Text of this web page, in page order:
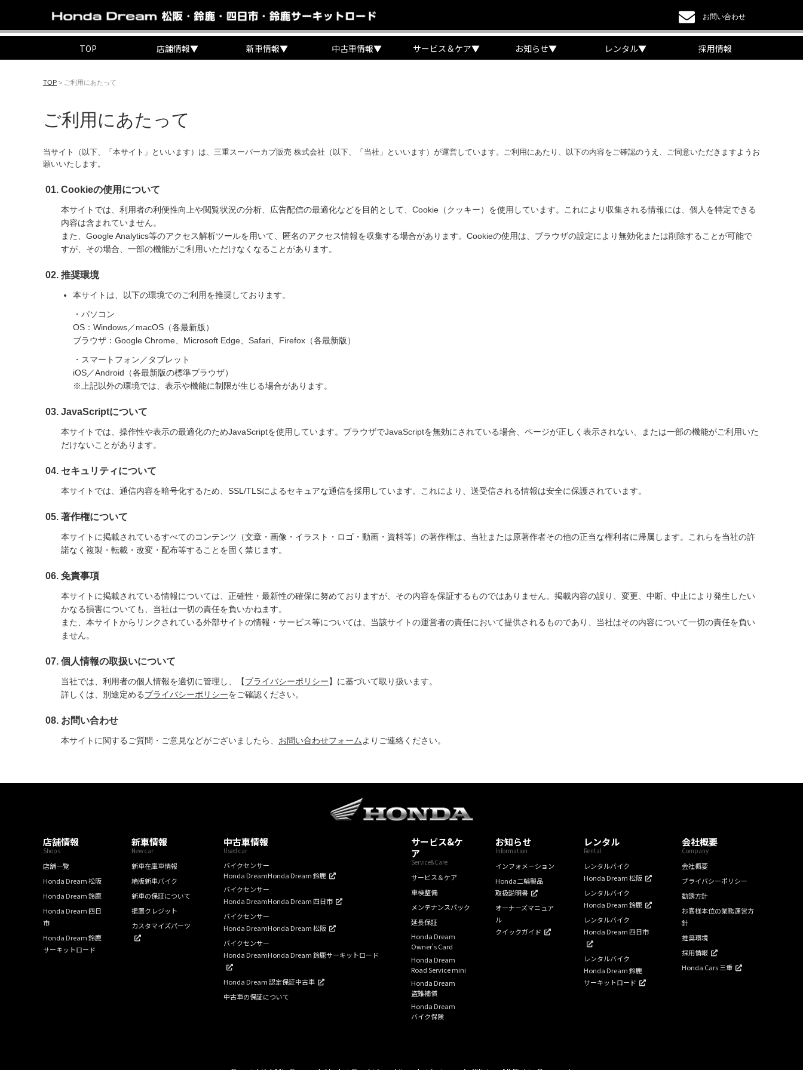
お問い合わせ
TOP 店舗情報▼ 新車情報▼ 中古車情報▼ サービス＆ケア▼ お知らせ▼ レンタル▼ 採用情報
TOP > ご利用にあたって
ご利用にあたって
当サイト（以下、「本サイト」といいます）は、三重スーパーカブ販売 株式会社（以下、「当社」といいます）が運営しています。ご利用にあたり、以下の内容をご確認のうえ、ご同意いただきますようお
願いいたします。
Cookieの使用について
本サイトでは、利用者の利便性向上や閲覧状況の分析、広告配信の最適化などを目的として、Cookie（クッキー）を使用しています。これにより収集される情報には、個人を特定できる
内容は含まれていません。
また、Google Analytics等のアクセス解析ツールを用いて、匿名のアクセス情報を収集する場合があります。Cookieの使用は、ブラウザの設定により無効化または削除することが可能で
すが、その場合、一部の機能がご利用いただけなくなることがあります。
推奨環境
本サイトは、以下の環境でのご利用を推奨しております。
・パソコン
OS：Windows／macOS（各最新版）
ブラウザ：Google Chrome、Microsoft Edge、Safari、Firefox（各最新版）
・スマートフォン／タブレット
iOS／Android（各最新版の標準ブラウザ）
※上記以外の環境では、表示や機能に制限が生じる場合があります。
JavaScriptについて
本サイトでは、操作性や表示の最適化のためJavaScriptを使用しています。ブラウザでJavaScriptを無効にされている場合、ページが正しく表示されない、または一部の機能がご利用いた
だけないことがあります。
セキュリティについて
本サイトでは、通信内容を暗号化するため、SSL/TLSによるセキュアな通信を採用しています。これにより、送受信される情報は安全に保護されています。
著作権について
本サイトに掲載されているすべてのコンテンツ（文章・画像・イラスト・ロゴ・動画・資料等）の著作権は、当社または原著作者その他の正当な権利者に帰属します。これらを当社の許
諾なく複製・転載・改変・配布等することを固く禁じます。
免責事項
本サイトに掲載されている情報については、正確性・最新性の確保に努めておりますが、その内容を保証するものではありません。掲載内容の誤り、変更、中断、中止により発生したい
かなる損害についても、当社は一切の責任を負いかねます。
また、本サイトからリンクされている外部サイトの情報・サービス等については、当該サイトの運営者の責任において提供されるものであり、当社はその内容について一切の責任を負い
ません。
個人情報の取扱いについて
当社では、利用者の個人情報を適切に管理し、【プライバシーポリシー】に基づいて取り扱います。
詳しくは、別途定めるプライバシーポリシーをご確認ください。
お問い合わせ
本サイトに関するご質問・ご意見などがございましたら、 お問い合わせフォーム よりご連絡ください。
店舗情報
Shops
店舗一覧
Honda Dream 松阪
Honda Dream 鈴鹿
Honda Dream 四日
市
Honda Dream 鈴鹿
サーキットロード
新車情報
New car
新車在庫車情報
絶版新車バイク
新車の保証について
据置クレジット
カスタマイズパーツ
中古車情報
Used car
バイクセンサー
Honda DreamHonda Dream 鈴鹿
バイクセンサー
Honda DreamHonda Dream 四日市
バイクセンサー
Honda DreamHonda Dream 松阪
バイクセンサー
Honda DreamHonda Dream 鈴鹿サーキットロード
Honda Dream 認定保証中古車
中古車の保証について
サービス&ケ
ア
Service&Care
サービス＆ケア
車検整備
メンテナンスパック
延長保証
Honda Dream
Owner's Card
Honda Dream
Road Service mini
Honda Dream
盗難補償
Honda Dream
バイク保険
お知らせ
Information
インフォメーション
Honda二輪製品
取扱説明書
オーナーズマニュア
ル
クイックガイド
レンタル
Rental
レンタルバイク
Honda Dream 松阪
レンタルバイク
Honda Dream 鈴鹿
レンタルバイク
Honda Dream 四日市
レンタルバイク
Honda Dream 鈴鹿
サーキットロード
会社概要
Company
会社概要
プライバシーポリシー
勧誘方針
お客様本位の業務運営方
針
推奨環境
採用情報
Honda Cars 三重